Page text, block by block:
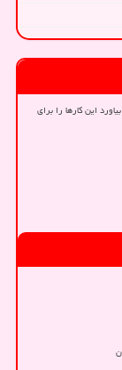
این کارها را برای